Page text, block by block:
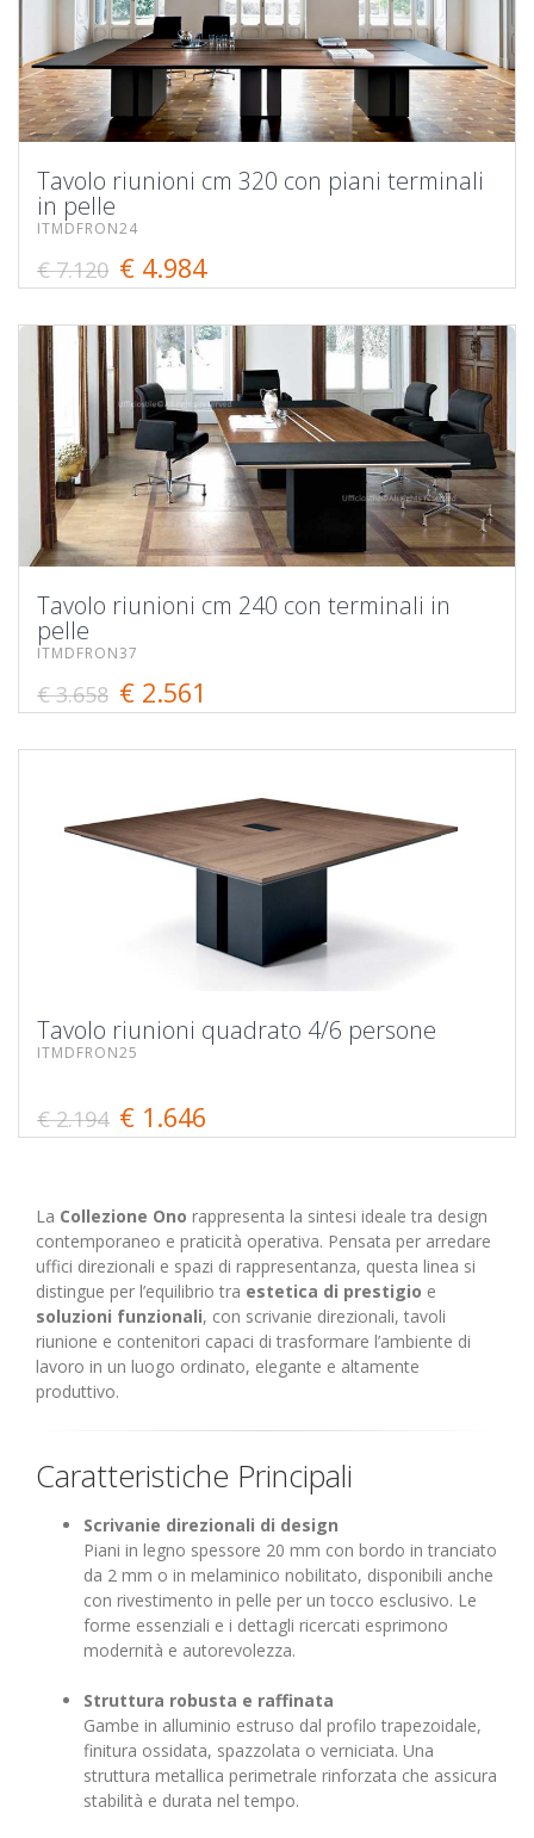
Tavolo riunioni cm 320 con piani terminali
in pelle
ITMDFRON24
€ 7.120 € 4.984
Tavolo riunioni cm 240 con terminali in
pelle
ITMDFRON37
€ 3.658 € 2.561
Tavolo riunioni quadrato 4/6 persone
ITMDFRON25
€ 2.194 € 1.646
La Collezione Ono rappresenta la sintesi ideale tra design
contemporaneo e praticità operativa. Pensata per arredare
uffici direzionali e spazi di rappresentanza, questa linea si
distingue per l’equilibrio tra estetica di prestigio e
soluzioni funzionali, con scrivanie direzionali, tavoli
riunione e contenitori capaci di trasformare l’ambiente di
lavoro in un luogo ordinato, elegante e altamente
produttivo.
Caratteristiche Principali
Scrivanie direzionali di design
Piani in legno spessore 20 mm con bordo in tranciato
da 2 mm o in melaminico nobilitato, disponibili anche
con rivestimento in pelle per un tocco esclusivo. Le
forme essenziali e i dettagli ricercati esprimono
modernità e autorevolezza.
Struttura robusta e raffinata
Gambe in alluminio estruso dal profilo trapezoidale,
finitura ossidata, spazzolata o verniciata. Una
struttura metallica perimetrale rinforzata che assicura
stabilità e durata nel tempo.